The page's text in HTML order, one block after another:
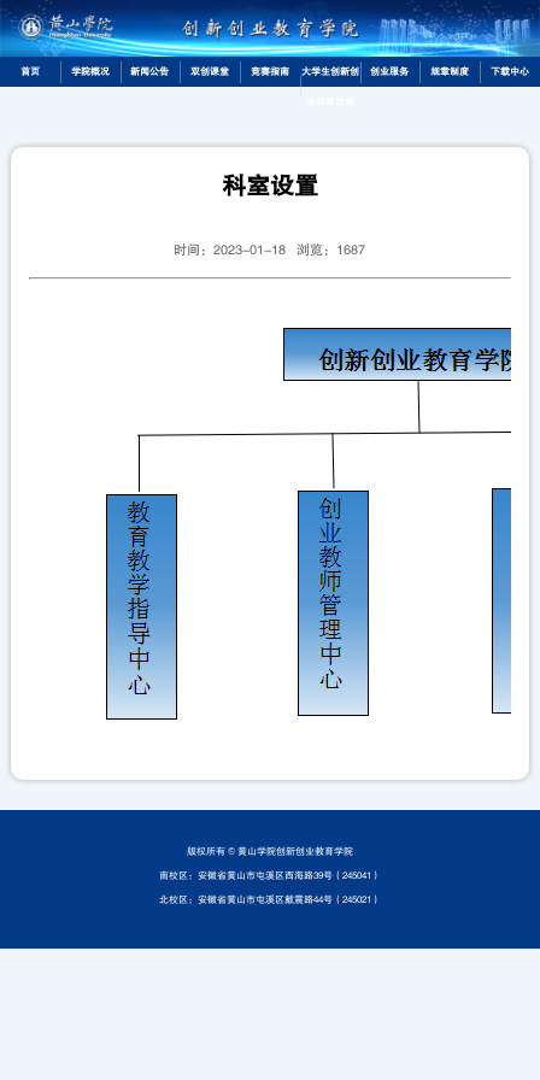
首页 学院概况 新闻公告 双创课堂 竞赛指南 大学生创新创 创业服务 规章制度 下载中心
科室设置
时间：2023-01-18 浏览： 1687
版权所有 ©️ 黄山学院创新创业教育学院
南校区：安徽省黄山市屯溪区西海路39号（245041）
北校区：安徽省黄山市屯溪区戴震路44号（245021）